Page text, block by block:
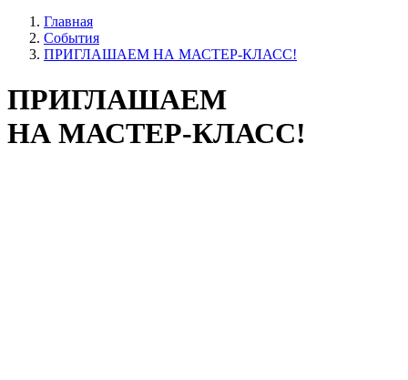
Главная
События
ПРИГЛАШАЕМ НА МАСТЕР-КЛАСС!
ПРИГЛАШАЕМ
НА МАСТЕР-КЛАСС!